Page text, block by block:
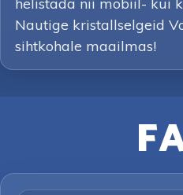
Nautige kristallselgeid
sihtkohale maailmas!